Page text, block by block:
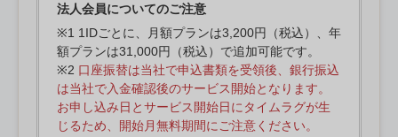
法人会員についてのご注意
※1 1IDごとに、月額プランは3,200円（税込）、年
額プランは31,000円（税込）で追加可能です。
※2 口座振替は当社で申込書類を受領後、銀行振込
は当社で入金確認後のサービス開始となります。
お申し込み日とサービス開始日にタイムラグが生
じるため、開始月無料期間にご注意ください。